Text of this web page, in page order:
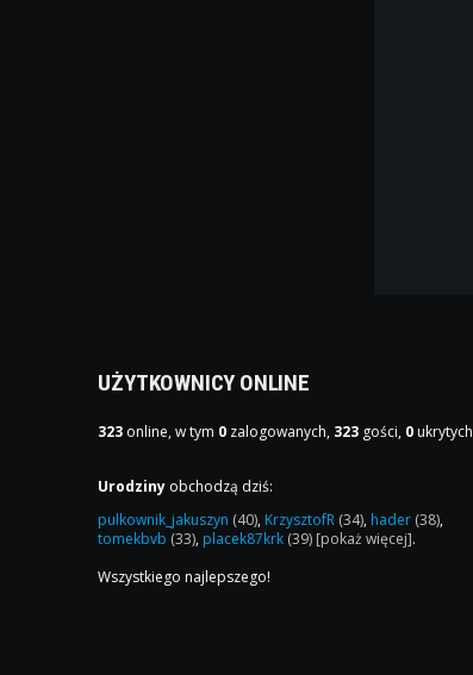
UŻYTKOWNICY ONLINE
323 online, w tym 0 zalogowanych, 323 gości, 0 ukrytych
Urodziny obchodzą dziś:
pulkownik_jakuszyn (40), KrzysztofR (34), hader (38),
tomekbvb (33), placek87krk (39) [pokaż więcej].
Wszystkiego najlepszego!